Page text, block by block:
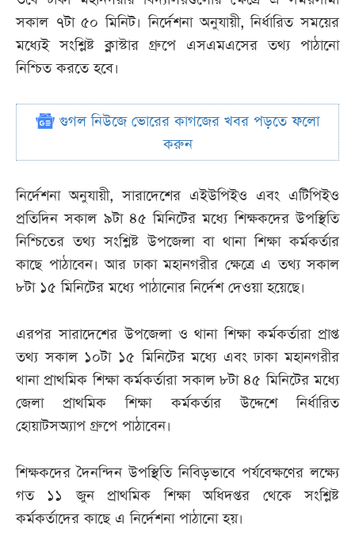
সকাল ৭টা ৫০ মিনিট। নির্দেশনা অনুযায়ী, নির্ধারিত সময়ের
মধ্যেই সংশ্লিষ্ট ক্লাস্টার গ্রুপে এসএমএসের তথ্য পাঠানো
নিশ্চিত করতে হবে।
গুগল নিউজে ভোরের কাগজের খবর পড়তে ফলো
করুন
নির্দেশনা অনুযায়ী, সারাদেশের এইউপিইও এবং এটিপিইও
প্রতিদিন সকাল ৯টা ৪৫ মিনিটের মধ্যে শিক্ষকদের উপস্থিতি
নিশ্চিতের তথ্য সংশ্লিষ্ট উপজেলা বা থানা শিক্ষা কর্মকর্তার
কাছে পাঠাবেন। আর ঢাকা মহানগরীর ক্ষেত্রে এ তথ্য সকাল
৮টা ১৫ মিনিটের মধ্যে পাঠানোর নির্দেশ দেওয়া হয়েছে।
এরপর সারাদেশের উপজেলা ও থানা শিক্ষা কর্মকর্তারা প্রাপ্ত
তথ্য সকাল ১০টা ১৫ মিনিটের মধ্যে এবং ঢাকা মহানগরীর
থানা প্রাথমিক শিক্ষা কর্মকর্তারা সকাল ৮টা ৪৫ মিনিটের মধ্যে
জেলা প্রাথমিক শিক্ষা কর্মকর্তার উদ্দেশে নির্ধারিত
হোয়াটসঅ্যাপ গ্রুপে পাঠাবেন।
শিক্ষকদের দৈনন্দিন উপস্থিতি নিবিড়ভাবে পর্যবেক্ষণের লক্ষ্যে
গত ১১ জুন প্রাথমিক শিক্ষা অধিদপ্তর থেকে সংশ্লিষ্ট
কর্মকর্তাদের কাছে এ নির্দেশনা পাঠানো হয়।